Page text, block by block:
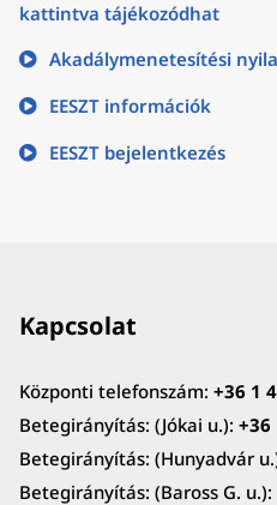
kattintva tájékozódhat
Akadálymenetesítési
EESZT információk
EESZT bejelentkezés
Kapcsolat
Központi telefonszám: +36 1
Betegirányítás: (Jókai u.): +36
Betegirányítás: (Hunyadvár
Betegirányítás: (Baross G. u.):